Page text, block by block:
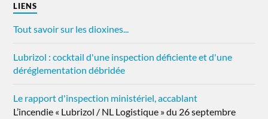
LIENS
Tout savoir sur les dioxines...
Lubrizol : cocktail d'une inspection déficiente et d'une
déréglementation débridée
Le rapport d'inspection ministériel, accablant
L’incendie « Lubrizol / NL Logistique » du 26 septembre